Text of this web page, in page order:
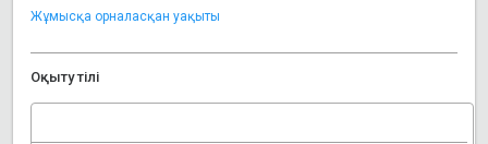
Жұмысқа орналасқан уақыты
Оқыту тілі